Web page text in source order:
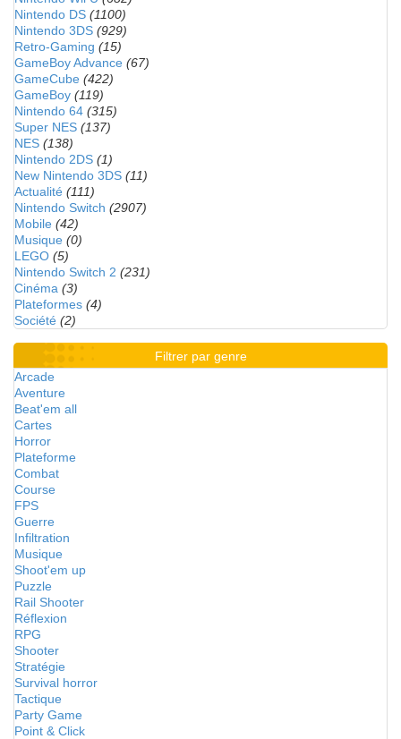
Nintendo DS (1100)
Nintendo 3DS (929)
Retro-Gaming (15)
GameBoy Advance (67)
GameCube (422)
GameBoy (119)
Nintendo 64 (315)
Super NES (137)
NES (138)
Nintendo 2DS (1)
New Nintendo 3DS (11)
Actualité (111)
Nintendo Switch (2907)
Mobile (42)
Musique (0)
LEGO (5)
Nintendo Switch 2 (231)
Cinéma (3)
Plateformes (4)
Société (2)
Filtrer par genre
Arcade
Aventure
Beat'em all
Cartes
Horror
Plateforme
Combat
Course
FPS
Guerre
Infiltration
Musique
Shoot'em up
Puzzle
Rail Shooter
Réflexion
RPG
Shooter
Stratégie
Survival horror
Tactique
Party Game
Point & Click